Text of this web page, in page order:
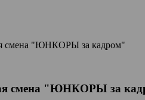
смена "ЮНКОРЫ за кадром"
смена "ЮНКОРЫ за